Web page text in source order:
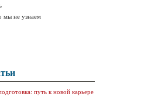
мы не узнаем
путь к новой карьере